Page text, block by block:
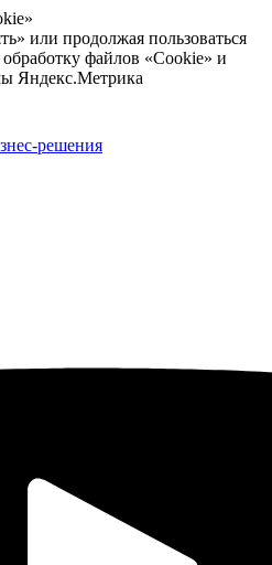
или продолжая пользоваться
файлов «Cookie» и
Яндекс.Метрика
решения